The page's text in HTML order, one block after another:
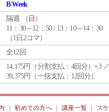
B Week
隔週 （ 日 ）
11：30～12：50 / 13：10～14：30
（1日2コマ）
全12回
14,175円（分割支払：4回分）×3
39,375円（一括支払：12回分）
｜初めての方へ 講座一覧
ス